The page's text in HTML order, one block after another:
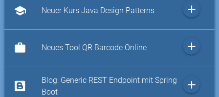
school Neuer Kurs Java Design Patterns add
work Neues Tool QR Barcode Online add
Blog: Generic REST Endpoint mit Spring
Boot
add